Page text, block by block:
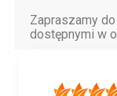
Zapraszamy
dostępnymi w